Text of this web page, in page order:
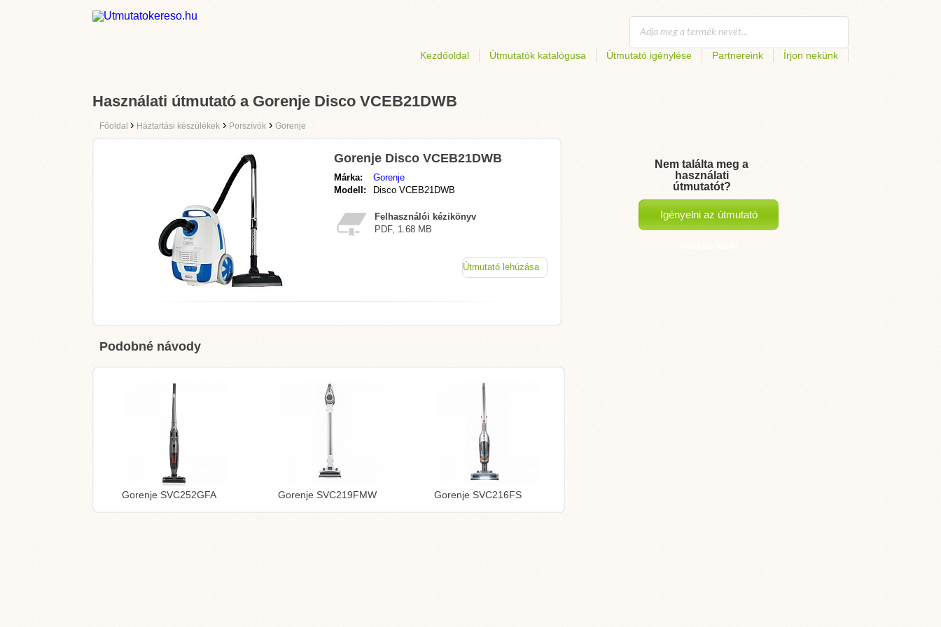
Kezdőoldal Útmutatók katalógusa Útmutató igénylése Partnereink Írjon nekünk
Használati útmutató a Gorenje Disco VCEB21DWB
Főoldal › Háztartási készülékek › Porszívók › Gorenje
Gorenje Disco VCEB21DWB
Márka:
Gorenje
Modell:
Disco VCEB21DWB
Felhasználói kézikönyv
PDF, 1.68 MB
Útmutató lehúzása
Podobné návody
Gorenje SVC252GFA Gorenje SVC219FMW Gorenje SVC216FS
Nem találta meg a
használati
útmutatót?
Igényelni az útmutató